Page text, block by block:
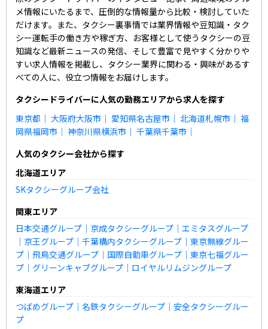
メ情報にいたるまで、圧倒的な情報量から比較・検討していた
だけます。また、タクシー裏事情では業界情報や豆知識・タク
シー運転手の働き方や稼ぎ方、お客様として使うタクシーの豆
知識など最新ニュースの発信、そして豊富で見やすく分かりや
すい求人情報を掲載し、タクシー業界に関わる・興味があるす
べての人に、役立つ情報をお届けします。
タクシードライバーに人気の勤務エリアから求人を探す
東京都 ｜ 大阪府大阪市 ｜ 愛知県名古屋市 ｜ 北海道札幌市 ｜ 福
岡県福岡市 ｜ 神奈川県横浜市 ｜ 千葉県千葉市 ｜
人気のタクシー会社から探す
北海道エリア
SKタクシーグループ会社
関東エリア
日本交通グループ ｜ 京成タクシーグループ ｜ エミタスグループ
｜ 京王グループ ｜ 千葉構内タクシーグループ ｜ 東京無線グルー
プ ｜ 飛鳥交通グループ ｜ 国際自動車グループ ｜ 東京七福グルー
プ ｜ グリーンキャブグループ ｜ ロイヤルリムジングループ
東海道エリア
つばめグループ ｜ 名鉄タクシーグループ ｜ 安全タクシーグルー
プ